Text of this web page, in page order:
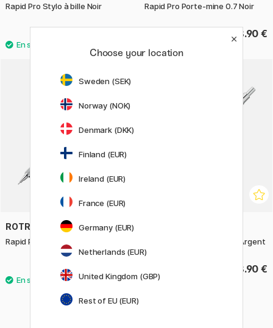
Rapid Pro Stylo à bille Noir Rapid Pro Porte-mine 0.7 Noir
68.90 €
ROTRING
Rapid Pro Porte-mine 0.7 Argent Rapid Pro Porte-mine 0.5 Argent
68.90 €
Choose your location
Sweden (SEK)
Norway (NOK)
Denmark (DKK)
Finland (EUR)
Ireland (EUR)
France (EUR)
Germany (EUR)
Netherlands (EUR)
United Kingdom (GBP)
Rest of EU (EUR)